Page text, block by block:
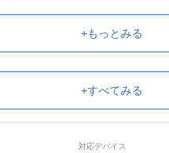
+もっとみる
+すべてみる
対応デバイス